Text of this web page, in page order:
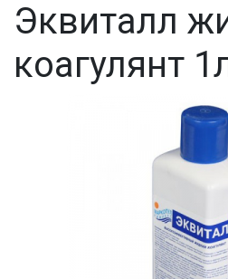
Эквиталл
коагулянт